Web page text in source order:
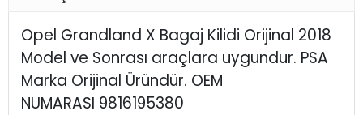
Opel Grandland X Bagaj Kilidi Orijinal 2018
Model ve Sonrası araçlara uygundur. PSA
Marka Orijinal Üründür. OEM
NUMARASI 9816195380